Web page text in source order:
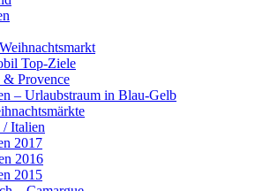
Top-Ziele
Provence
– Urlaubstraum in Blau-Gelb
Italien
2017
2016
2015